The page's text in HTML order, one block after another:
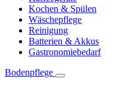
Kochen & Spülen
Wäschepflege
Reinigung
Batterien & Akkus
Gastronomiebedarf
Bodenpflege